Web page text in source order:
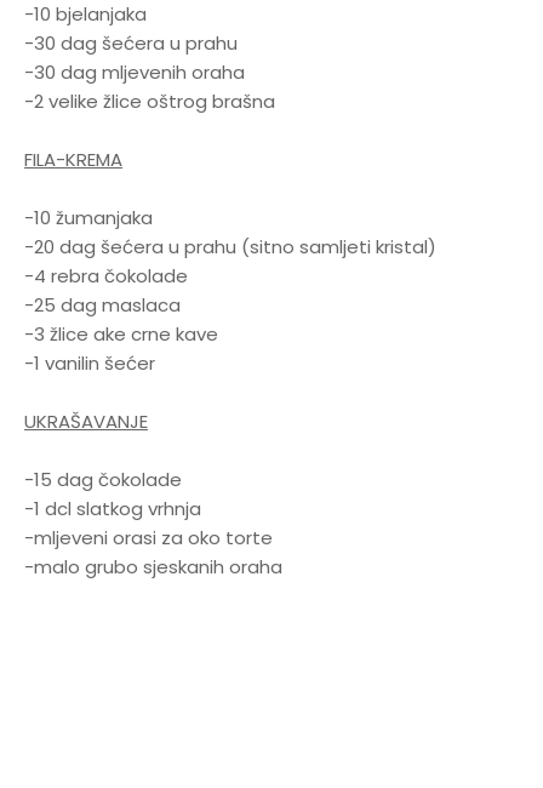
-10 bjelanjaka
-30 dag šećera u prahu
-30 dag mljevenih oraha
-2 velike žlice oštrog brašna
FILA-KREMA
-10 žumanjaka
-20 dag šećera u prahu (sitno samljeti kristal)
-4 rebra čokolade
-25 dag maslaca
-3 žlice ake crne kave
-1 vanilin šećer
UKRAŠAVANJE
-15 dag čokolade
-1 dcl slatkog vrhnja
-mljeveni orasi za oko torte
-malo grubo sjeskanih oraha